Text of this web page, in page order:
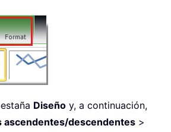
Diseño y, a continuación,
ascendentes/descendentes >